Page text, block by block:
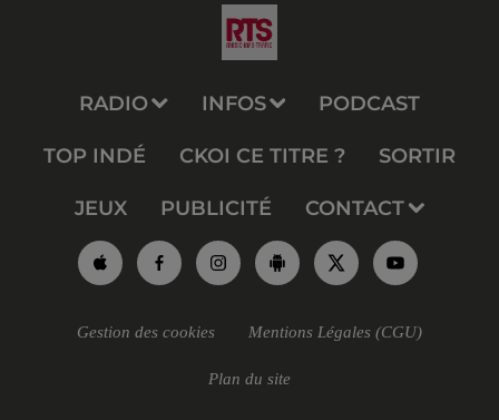
RADIO INFOS PODCAST
TOP INDÉ CKOI CE TITRE ? SORTIR
JEUX PUBLICITÉ CONTACT
Gestion des cookies Mentions Légales (CGU)
Plan du site